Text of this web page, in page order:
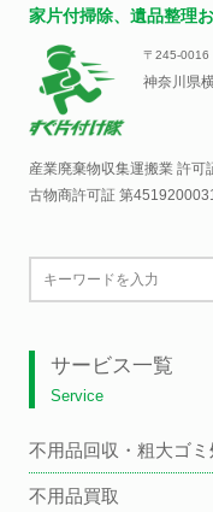
家片付掃除、遺品整理
〒245-0016
神奈川県
産業廃棄物収集運搬業 許可
古物商許可証 第
サービス一覧
Service
不用品回収・粗大ゴミ
不用品買取